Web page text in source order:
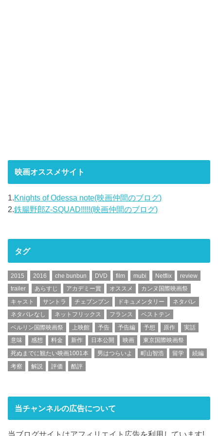
映画オススメサイト
1.Knights of Odessa note(映画仲間のブログ)
2.鉄腸野郎Z-SQUAD!!!!!(映画仲間のブログ)
タグ
2015 2016 che bunbun DVD film mubi Netflix
review
trailer
あらすじ アカデミー賞 オススメ
カンヌ国際映画祭
キャスト
サントラ チェブンブン ドキュメンタリー
ネタバレ
ネタバレなし
ネットフリックス フランス
ベストテン
ベルリン国際映画祭
上映館 予告 予告編 予想 原作
実話
意味
感想 料金 新作 日本公開 映画
東京国際映画祭
死ぬまでに観たい映画1001本
男はつらいよ 町山智浩 留学
続編
考察
解説 評価 酷評
当チャンネルの広告について
当ブログサイトはアフィリエイト広告を利用しています!